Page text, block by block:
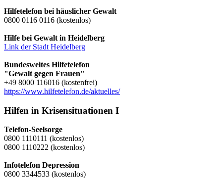
Hilfetelefon bei häuslicher Gewalt
0800 0116 0116 (kostenlos)
Hilfe bei Gewalt in Heidelberg
Link der Stadt Heidelberg
Bundesweites Hilfetelefon
"Gewalt gegen Frauen"
+49 8000 116016 (kostenfrei)
https://www.hilfetelefon.de/aktuelles/
Hilfen in Krisensituationen I
Telefon-Seelsorge
0800 1110111 (kostenlos)
0800 1110222 (kostenlos)
Infotelefon Depression
0800 3344533 (kostenlos)